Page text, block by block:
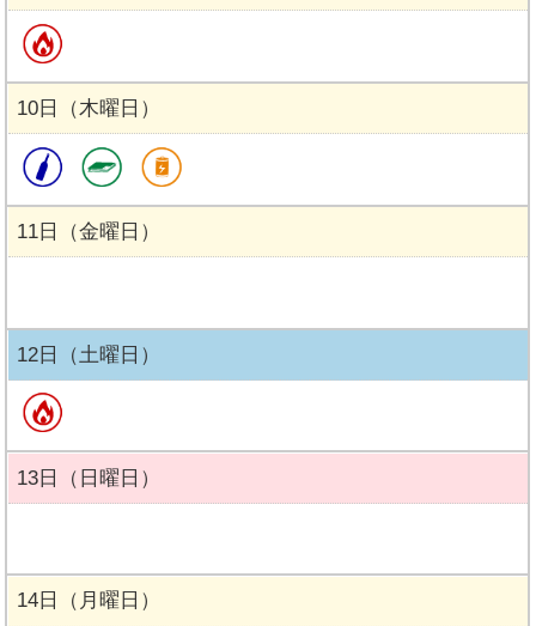
10日（木曜日）
11日（金曜日）
12日（土曜日）
13日（日曜日）
14日（月曜日）